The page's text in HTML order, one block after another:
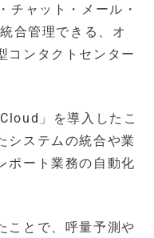
チャット・メール・
合管理できる、オ
コンタクトセンター
」を導入したこ
システムの統合や業
ポート業務の自動化
ことで、呼量予測や